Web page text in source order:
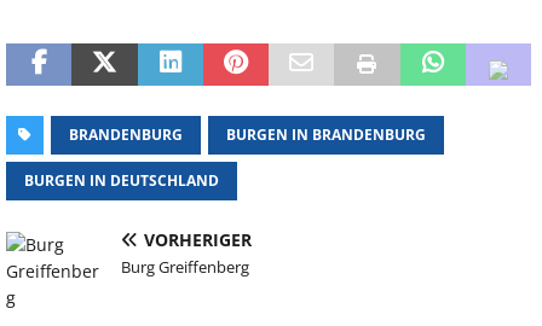
BRANDENBURG BURGEN IN BRANDENBURG
BURGEN IN DEUTSCHLAND
VORHERIGER
Burg Greiffenberg